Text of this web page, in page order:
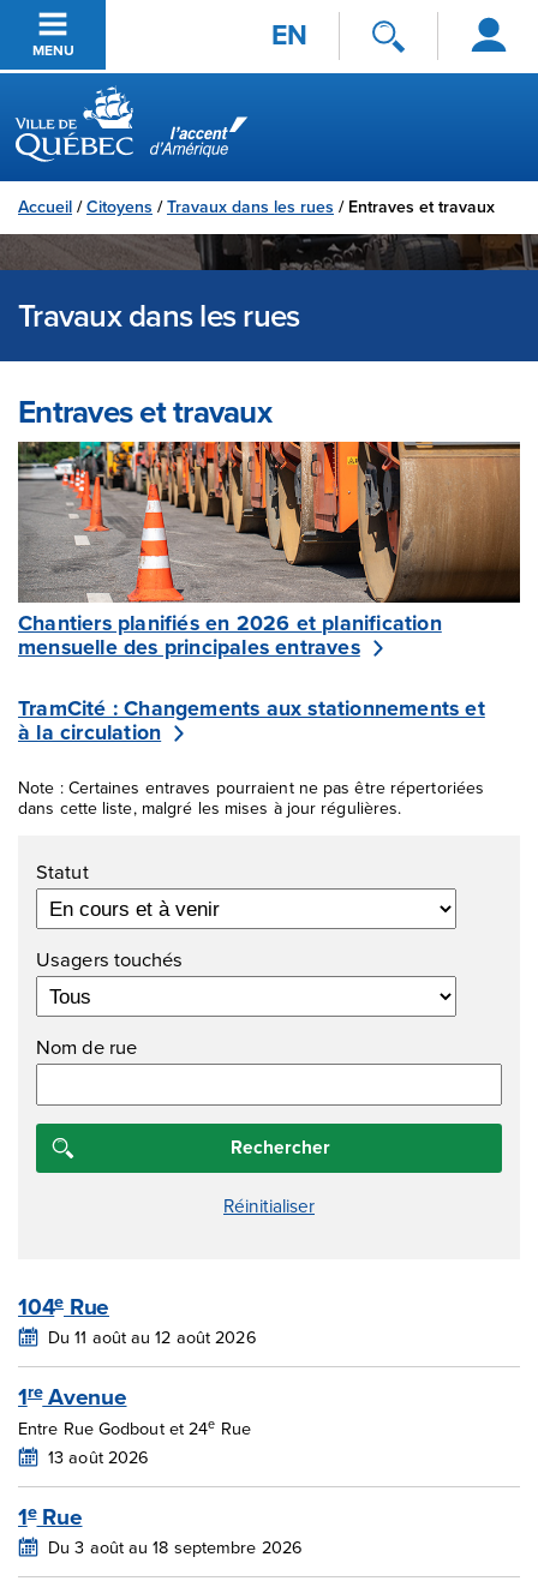
Passer au contenu principal
MENU EN
Se
connecter
Ville de Québec
Accueil /Citoyens /Travaux dans les rues / Entraves et travaux
Travaux dans les rues
Entraves et travaux
Chantiers planifiés en 2026 et planification
mensuelle des principales entraves
TramCité : Changements aux stationnements et
à la circulation
Note : Certaines entraves pourraient ne pas être répertoriées
dans cette liste, malgré les mises à jour régulières.
Filtres
Statut
Usagers touchés
Nom de rue
104e Rue
Du 11 août au 12 août 2026
1reAvenue
Entre Rue Godbout et 24e Rue
13 août 2026
1eRue
Du 3 août au 18 septembre 2026